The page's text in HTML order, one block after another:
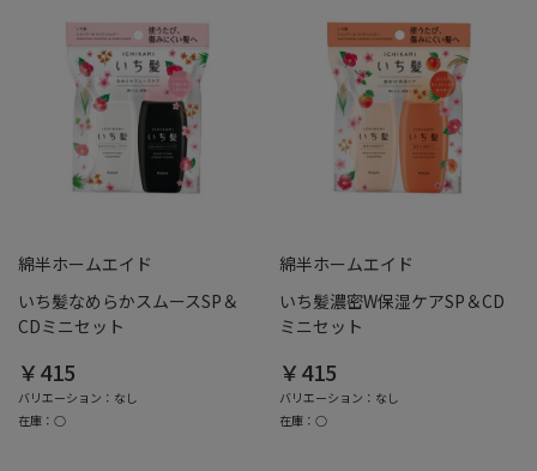
綿半ホームエイド
いち髪なめらかスムースSP＆
CDミニセット
￥415
バリエーション：なし
在庫：○
綿半ホームエイド
いち髪濃密W保湿ケアSP＆CD
ミニセット
￥415
バリエーション：なし
在庫：○